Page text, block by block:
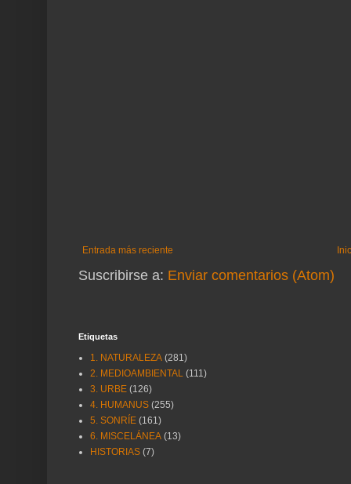
Entrada más reciente
Suscribirse a: Enviar comentarios (Atom)
Etiquetas
1. NATURALEZA (281)
2. MEDIOAMBIENTAL (111)
3. URBE (126)
4. HUMANUS (255)
5. SONRÍE (161)
6. MISCELÁNEA (13)
HISTORIAS (7)